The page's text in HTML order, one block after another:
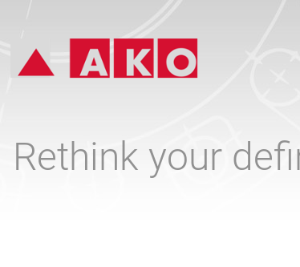
Rethink your